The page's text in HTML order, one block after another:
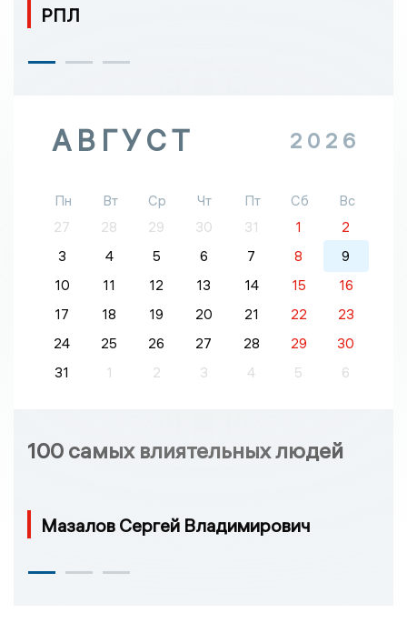
РПЛ
АВГУСТ 2026
Пн Вт Ср Чт Пт Сб
Вс
27
28 29 30 31 1
2
3
4 5 6 7 8
9
10
11 12 13 14 15
16
17
18 19 20 21 22
23
24
25 26 27 28 29
30
31
1 2 3 4 5 6
100 самых влиятельных людей
Мазалов Сергей Владимирович